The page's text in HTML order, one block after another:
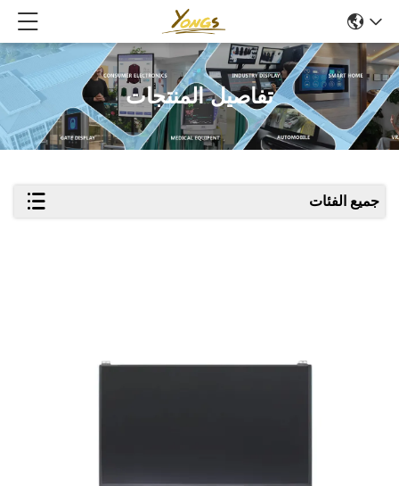
تفاصيل المنتجات
جميع الفئات